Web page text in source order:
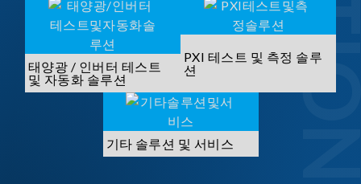
태양광 / 인버터 테스트
및 자동화 솔루션
PXI 테스트 및 측정 솔루
션
기타 솔루션 및 서비스